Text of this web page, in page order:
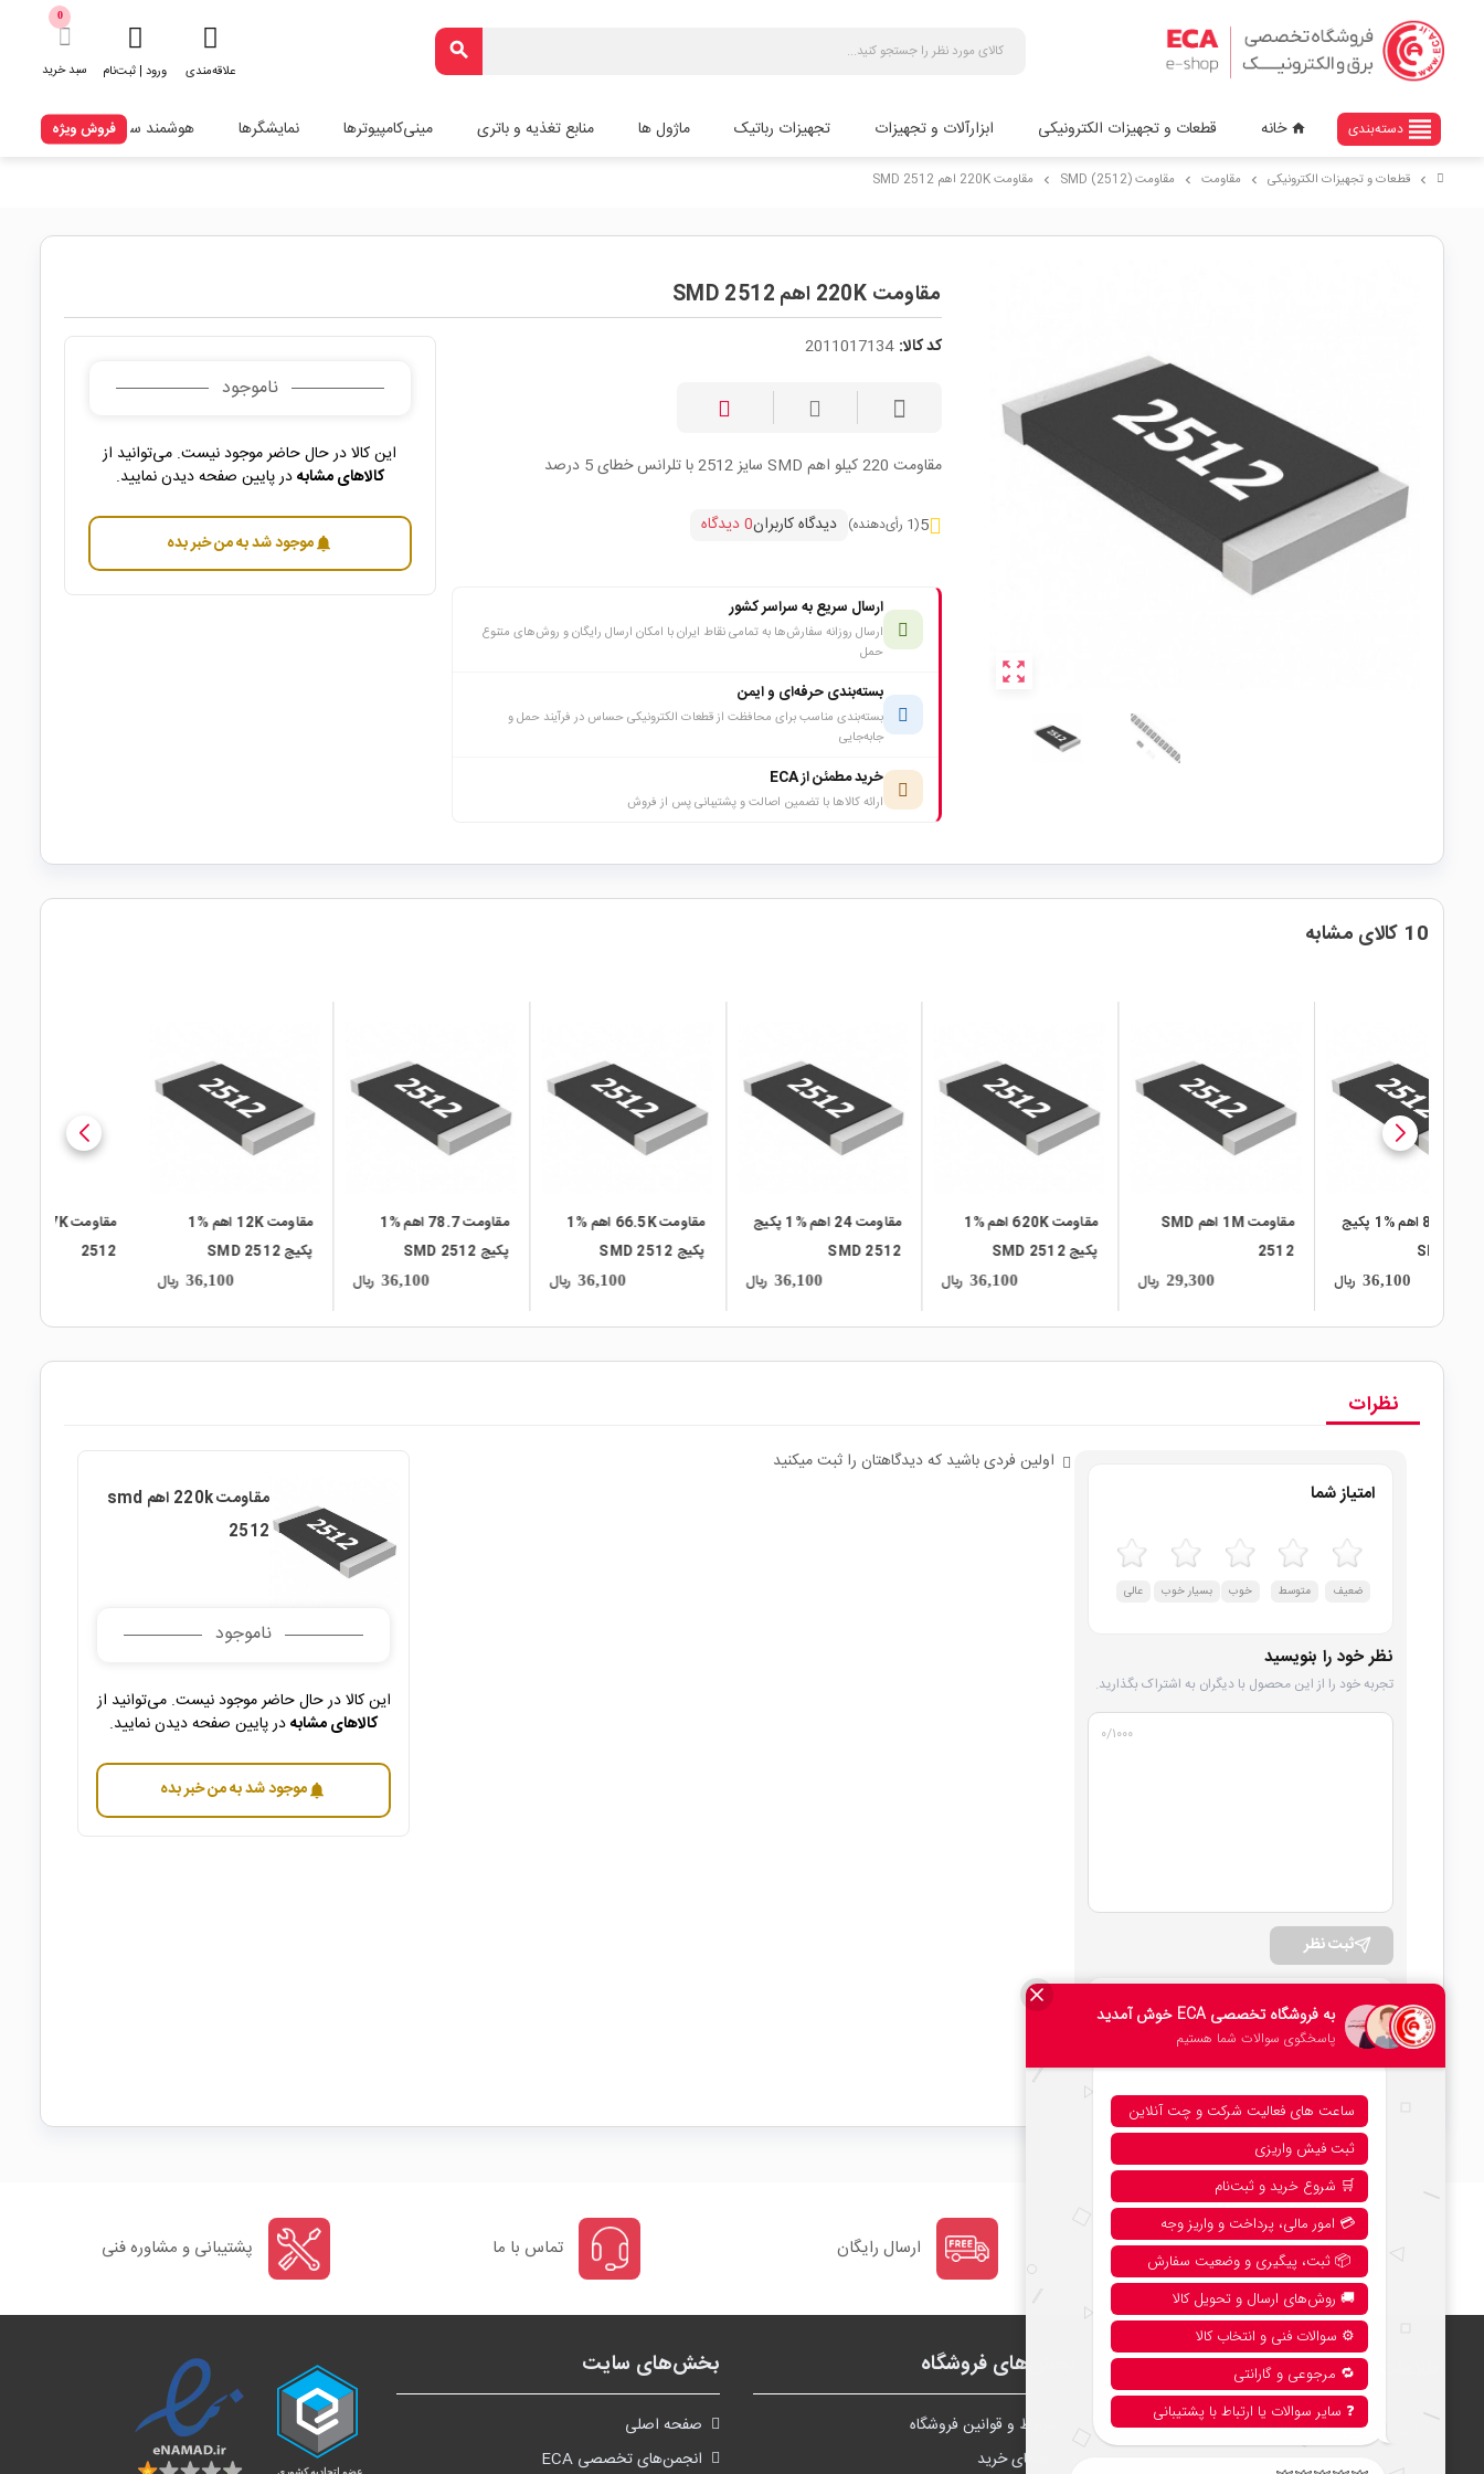
search
علاقه‌مندی ورود | ثبت‌نام
0
سبد خرید
view_headline دسته‌بندی home خانه قطعات و تجهیزات الکترونیکی ابزارآلات و تجهیزات تجهیزات رباتیک ماژول ها منابع تغذیه و باتری مینی‌کامپیوترها نمایشگرها هوشمند سازیفروش ویژه
chevron_right قطعات و تجهیزات الکترونیکی chevron_right مقاومت chevron_right مقاومت (SMD (2512 chevron_right مقاومت 220K اهم SMD 2512
zoom_out_map
مقاومت 220K اهم SMD 2512
کد کالا: 2011017134
مقاومت 220 کیلو اهم SMD سایز 2512 با تلرانس خطای 5 درصد
5(1 رأی‌دهنده) دیدگاه کاربران0 دیدگاه
ارسال سریع به سراسر کشور
ارسال روزانه سفارش‌ها به تمامی نقاط ایران با امکان ارسال رایگان و روش‌های متنوع
حمل
بسته‌بندی حرفه‌ای و ایمن
بسته‌بندی مناسب برای محافظت از قطعات الکترونیکی حساس در فرآیند حمل و
جابه‌جایی
خرید مطمئن از ECA
ارائه کالاها با تضمین اصالت و پشتیبانی پس از فروش
ناموجود
این کالا در حال حاضر موجود نیست. می‌توانید از
کالاهای مشابهدر پایین صفحه دیدن نمایید.
notificationsموجود شد به من خبر بده
10 کالای مشابه
local_mall
مقاومت 1M اهم SMD
local_mall
مقاومت 620K اهم %1
local_mall
مقاومت 24 اهم %1 پکیج
SMD 2512
local_mall
مقاومت 66.5K اهم %1
local_mall
مقاومت 78.7 اهم %1
پکیج SMD 2512
local_mall
مقاومت 12K اهم %1
پکیج SMD 2512
local_mall
مقاومت 2.7K اهم SMD
2512
نظرات
امتیاز شما
ضعیف متوسط خوب بسیار خوب عالی
نظر خود را بنویسید
تجربه خود را از این محصول با دیگران به اشتراک بگذارید.
۰/۱۰۰۰
ثبت نظر
امتیاز کلی
5.0 0 دیدگاه
اولین فردی باشید که دیدگاهتان را ثبت میکنید
مقاومت 220k اهم smd
2512
ناموجود
این کالا در حال حاضر موجود نیست. می‌توانید از
کالاهای مشابهدر پایین صفحه دیدن نمایید.
notificationsموجود شد به من خبر بده
نحوه خرید از فروشگاه ارسال رایگان تماس با ما پشتیبانی و مشاوره فنی
امور مشتریان:041-51388888
بخش‌های فروشگاه
شرايط و قوانین فروشگاه
راهنمای خرید
بخش‌های سایت
صفحه اصلی
انجمن‌های تخصصی ECA